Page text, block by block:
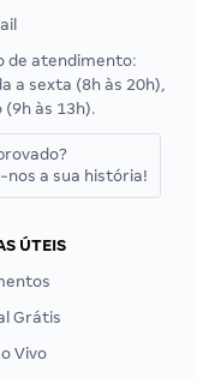
de atendimento:
a sexta (8h às 20h),
(9h às 13h).
nos a sua história!
ÚTEIS
Grátis
Vivo